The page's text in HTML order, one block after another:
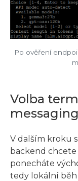
Po ověření
Volba
V dalším kroku
backend
ponecháte
tedy lokální